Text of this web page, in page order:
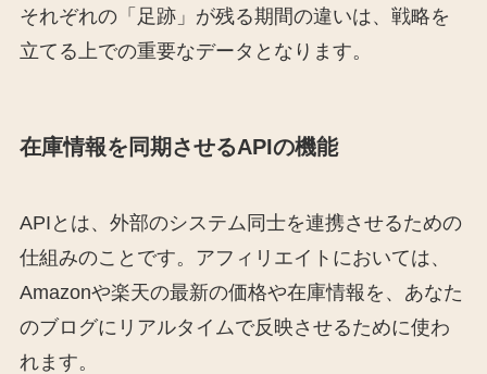
それぞれの「足跡」が残る期間の違いは、戦略を
立てる上での重要なデータとなります。
在庫情報を同期させるAPIの機能
APIとは、外部のシステム同士を連携させるための
仕組みのことです。アフィリエイトにおいては、
Amazonや楽天の最新の価格や在庫情報を、あなた
のブログにリアルタイムで反映させるために使わ
れます。